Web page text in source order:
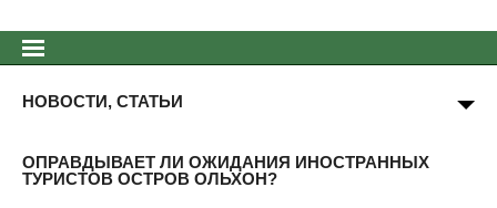
НОВОСТИ, СТАТЬИ
ОПРАВДЫВАЕТ ЛИ ОЖИДАНИЯ ИНОСТРАННЫХ
ТУРИСТОВ ОСТРОВ ОЛЬХОН?